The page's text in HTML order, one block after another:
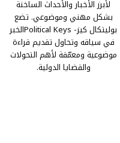
لأبرز الأخبار والأحداث الساخنة
بشكل مهني وموضوعي. تضع
بوليتكال كيز- Political Keysالخبر
في سياقه وتحاول تقديم قراءة
موضوعية ومعمّقة لأهم التحولات
والقضايا الدولية.